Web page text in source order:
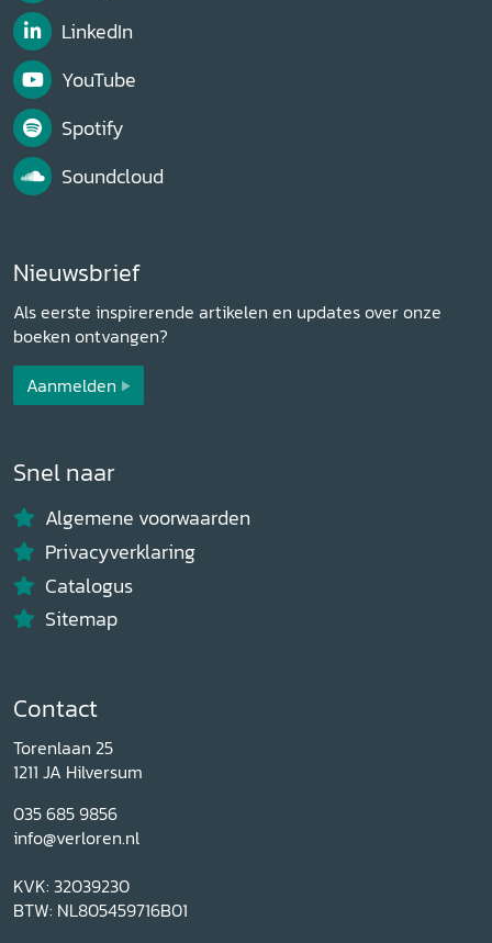
LinkedIn
YouTube
Spotify
Soundcloud
Nieuwsbrief
Als eerste inspirerende artikelen en updates over onze
boeken ontvangen?
Aanmelden
Snel naar
Algemene voorwaarden
Privacyverklaring
Catalogus
Sitemap
Contact
Torenlaan 25
1211 JA Hilversum
035 685 9856
info@verloren.nl
KVK: 32039230
BTW: NL805459716B01